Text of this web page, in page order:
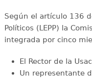
Según el artículo 136
Políticos (LEPP) la
integrada por cinco
El Rector de la
Un representante